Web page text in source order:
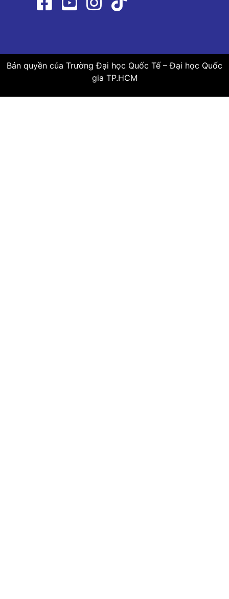
Bản quyền của Trường Đại học Quốc Tế – Đại học Quốc
gia TP.HCM